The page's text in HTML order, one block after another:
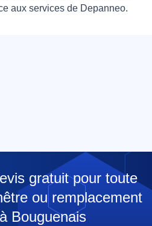
aux services de Depanneo.
gratuit pour toute
ou remplacement
Bouguenais